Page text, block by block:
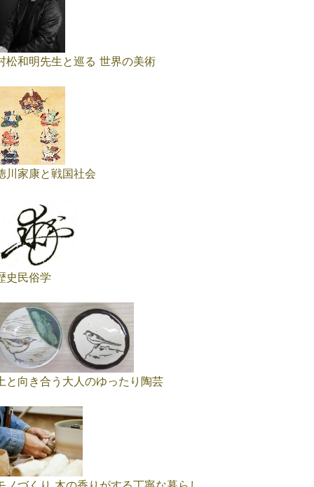
松和明先生と巡る 世界の美術
川家康と戦国社会
史民俗学
と向き合う大人のゆったり陶芸